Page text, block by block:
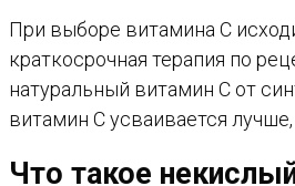
При выборе витамина С
краткосрочная терапия по
натуральный витамин С от
витамин С усваивается
Что такое